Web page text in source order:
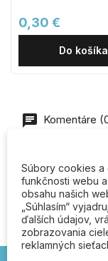
0,30 €
Do košíka
Komentáre
Súbory cookies a
funkčnosti webu
obsahu našich
„Súhlasím“
ďalších údajov,
zobrazovania
reklamných